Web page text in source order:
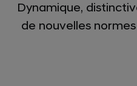
Dynamique,
de nouvelles